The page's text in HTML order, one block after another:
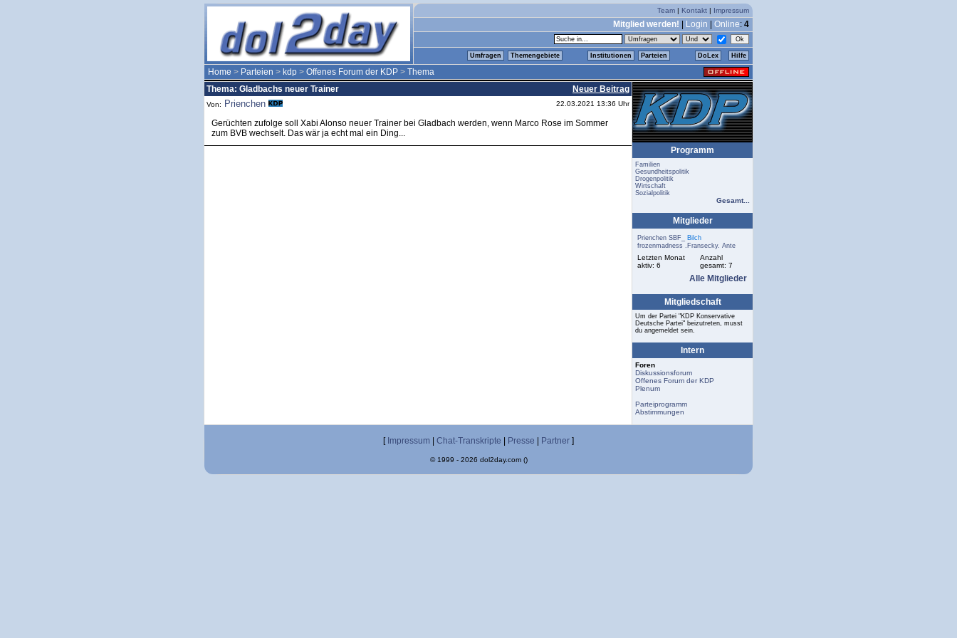
Team | Kontakt | Impressum
Mitglied werden! Login Online: 4
Umfragen Themengebiete Institutionen Parteien DoLex Hilfe
Home > Parteien > kdp > Offenes Forum der KDP > Thema
Thema: Gladbachs neuer Trainer
Neuer Beitrag
Von: Prienchen 22.03.2021 13:36 Uhr
Gerüchten zufolge soll Xabi Alonso neuer Trainer bei Gladbach werden, wenn Marco Rose im Sommer
zum BVB wechselt. Das wär ja echt mal ein Ding...
Programm
Familien
Gesundheitspolitik
Drogenpolitik
Wirtschaft
Sozialpolitik
Gesamt...
Mitglieder
Prienchen SBF_
Bilch
frozenmadness .Fransecky. Ante
Letzten Monat
aktiv: 6
Anzahl
gesamt: 7
Alle Mitglieder
Mitgliedschaft
Um der Partei "KDP Konservative
Deutsche Partei" beizutreten, musst
du angemeldet sein.
Intern
Foren
Diskussionsforum
Offenes Forum der KDP
Plenum
Parteiprogramm
Abstimmungen
[ Impressum Chat-Transkripte Presse Partner ]
© 1999 - 2026 dol2day.com ()